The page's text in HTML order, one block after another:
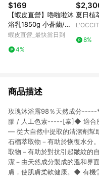
$169
【蝦皮直營】嚕啦啦沐
浴乳1850g 小蒼蘭/百
里香/玫瑰/鈴蘭/燕麥保
蝦皮直營_最快當日到
4%
夏日植
8%
商品描述
玫瑰沐浴露98％天然成分-----
膠 / 人工色素-----[泰]◆ 適合
— 從大自然中提取的清潔劑幫
石榴萃取物－有助於恢復水分
取物－有助於對抗引起皺紋
潔－由天然成分製成的溫和界
膚，使肌膚柔軟健康。◆ 有